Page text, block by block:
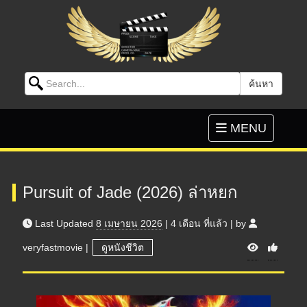
Search for: ค้นหา
Toggle
navigation
MENU
Pursuit of Jade (2026) ล่าหยก
Last Updated 8 เมษายน 2026 | 4 เดือน ที่แล้ว | by
veryfastmovie | ดูหนังชีวิต V
i
e